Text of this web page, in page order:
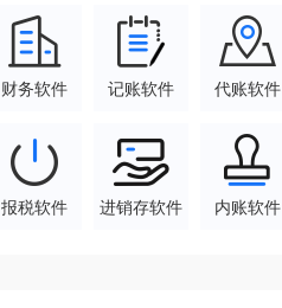
财务软件 记账软件 代账软件
报税软件 进销存软件 内账软件